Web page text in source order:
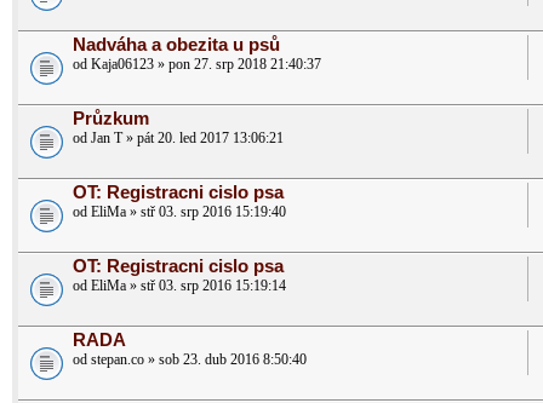
Nadváha a obezita u psů
od Kaja06123 » pon 27. srp 2018 21:40:37
Průzkum
od Jan T » pát 20. led 2017 13:06:21
OT: Registracni cislo psa
od EliMa » stř 03. srp 2016 15:19:40
OT: Registracni cislo psa
od EliMa » stř 03. srp 2016 15:19:14
RADA
od stepan.co » sob 23. dub 2016 8:50:40